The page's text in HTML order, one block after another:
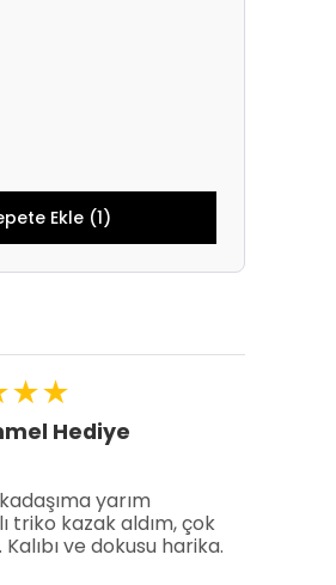
Ekle (1)
★★
Hediye
yarım
triko kazak aldım, çok
ve dokusu harika.